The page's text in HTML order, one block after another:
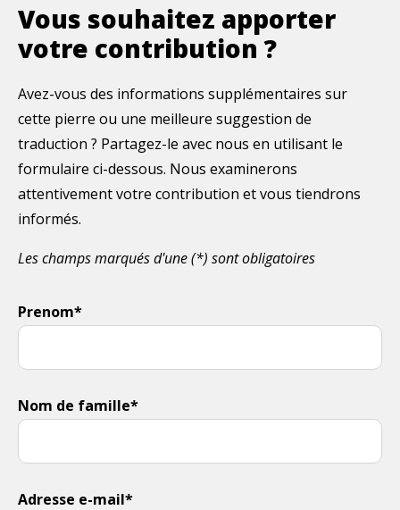
Vous souhaitez apporter
votre contribution ?
Avez-vous des informations supplémentaires sur
cette pierre ou une meilleure suggestion de
traduction ? Partagez-le avec nous en utilisant le
formulaire ci-dessous. Nous examinerons
attentivement votre contribution et vous tiendrons
informés.
Les champs marqués d'une (*) sont obligatoires
Prenom*
Nom de famille*
Adresse e-mail*